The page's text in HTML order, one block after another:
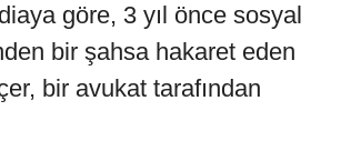
göre, 3 yıl önce sosyal
bir şahsa hakaret eden
bir avukat tarafından